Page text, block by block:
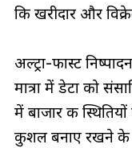
कि खरीदार और
अल्ट्रा-फास्ट
मात्रा में डेटा को
में बाजार की
कुशल बनाए रखने के